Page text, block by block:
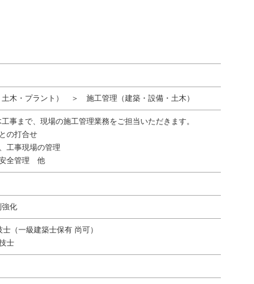
土木・プラント） ＞ 施工管理（建築・設備・土木）
事まで、現場の施工管理業務をご担当いただきます。
の打合せ
工事現場の管理
全管理 他
強化
（一級建築士保有 尚可）
士